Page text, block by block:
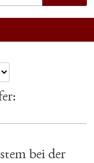
bei der